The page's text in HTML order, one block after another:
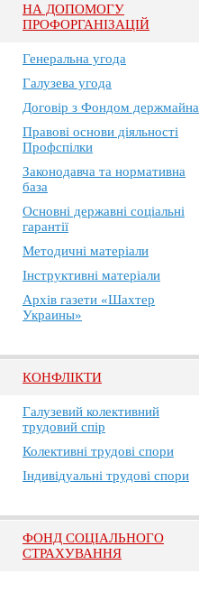
НА ДОПОМОГУ
ПРОФОРГАНІЗАЦІЙ
Генеральна угода
Галузева угода
Договір з Фондом держмайна
Правові основи діяльності
Профспілки
Законодавча та нормативна
база
Основні державні соціальні
гарантії
Методичні матеріали
Інструктивні матеріали
Архів газети «Шахтер
Украины»
КОНФЛІКТИ
Галузевий колективний
трудовий спір
Колективні трудові спори
Індивідуальні трудові спори
ФОНД СОЦІАЛЬНОГО
СТРАХУВАННЯ